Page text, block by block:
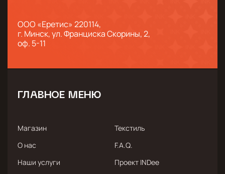
ООО «Еретис» 220114,
г. Минск, ул. Франциска Скорины, 2,
оф. 5-11
ГЛАВНОЕ МЕНЮ
Магазин
Текстиль
О нас
F.A.Q.
Наши услуги
Проект INDee